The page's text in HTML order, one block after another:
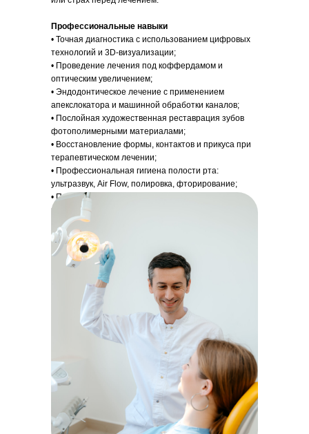
Профессиональные навыки
• Точная диагностика с использованием цифровых
технологий и 3D-визуализации;
• Проведение лечения под коффердамом и
оптическим увеличением;
• Эндодонтическое лечение с применением
апекслокатора и машинной обработки каналов;
• Послойная художественная реставрация зубов
фотополимерными материалами;
• Восстановление формы, контактов и прикуса при
терапевтическом лечении;
• Профессиональная гигиена полости рта:
ультразвук, Air Flow, полировка, фторирование;
• Подбор индивидуальных профилактических
программ для пациентов;
• Применение щадящих методик, направленных на
сохранение собственных тканей зуба;
• Комплексное ведение пациента — от первичной
консультации до профилактического контроля.